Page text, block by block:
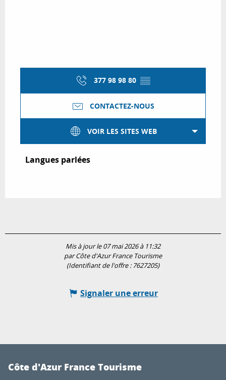
377 98 98 80 ▒▒
CONTACTEZ-NOUS
VOIR LES SITES WEB
Langues parlées
Langues parlées
Mis à jour le 07 mai 2026 à 11:32
par Côte d'Azur France Tourisme
(Identifiant de l'offre : 7627205)
Signaler une erreur
Côte d'Azur France Tourisme